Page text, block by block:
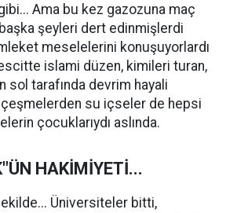
Ama bu kez gazozuna maç
şeyleri dert edinmişlerdi
meselelerini konuşuyorlardı
islami düzen, kimileri turan,
sol tarafında devrim hayali
çeşmelerden su içseler de hepsi
çocuklarıydı aslında.
ÜN HAKİMİYETİ...
Üniversiteler bitti,